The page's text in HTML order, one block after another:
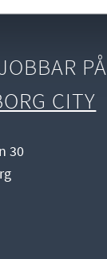
PÅ
CITY
30
FÖNSTER)